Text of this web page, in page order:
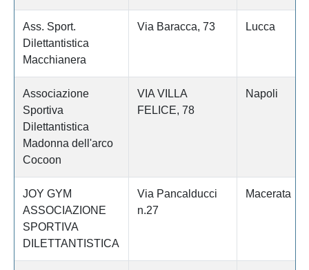
Ass. Sport.
Dilettantistica
Macchianera
Via Baracca, 73 Lucca
Associazione
Sportiva
Dilettantistica
Madonna dell'arco
Cocoon
VIA VILLA
FELICE, 78
Napoli
JOY GYM
ASSOCIAZIONE
SPORTIVA
DILETTANTISTICA
Via Pancalducci
n.27
Macerata